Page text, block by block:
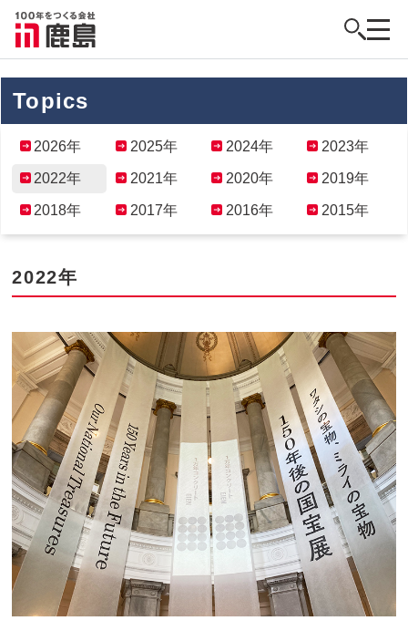
Topics
2026年 2025年 2024年 2023年
2022年 2021年 2020年 2019年
2018年 2017年 2016年 2015年
2022年